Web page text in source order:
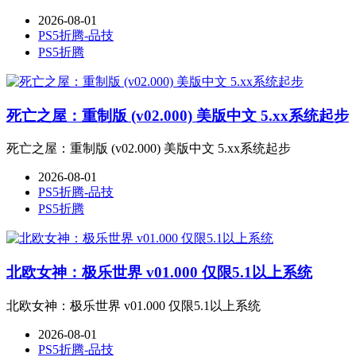
2026-08-01
PS5折腾-品技
PS5折腾
死亡之屋：重制版 (v02.000) 美版中文 5.xx系统起步
死亡之屋：重制版 (v02.000) 美版中文 5.xx系统起步
2026-08-01
PS5折腾-品技
PS5折腾
北欧女神：极乐世界 v01.000 仅限5.1以上系统
北欧女神：极乐世界 v01.000 仅限5.1以上系统
2026-08-01
PS5折腾-品技